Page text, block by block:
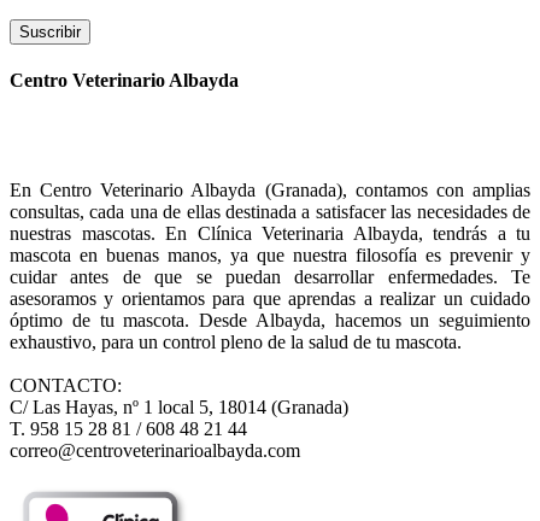
Suscribir
Centro Veterinario Albayda
En Centro Veterinario Albayda (Granada), contamos con amplias
consultas, cada una de ellas destinada a satisfacer las necesidades de
nuestras mascotas. En Clínica Veterinaria Albayda, tendrás a tu
mascota en buenas manos, ya que nuestra filosofía es prevenir y
cuidar antes de que se puedan desarrollar enfermedades. Te
asesoramos y orientamos para que aprendas a realizar un cuidado
óptimo de tu mascota. Desde Albayda, hacemos un seguimiento
exhaustivo, para un control pleno de la salud de tu mascota.
CONTACTO:
C/ Las Hayas, nº 1 local 5, 18014 (Granada)
T. 958 15 28 81 / 608 48 21 44
correo@centroveterinarioalbayda.com